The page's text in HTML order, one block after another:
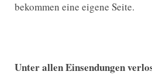
bekommen eine eigene Seite.
Unter allen Einsendungen